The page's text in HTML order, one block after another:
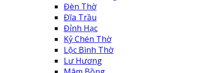
Đèn Thờ
Đĩa Trầu
Đỉnh Hạc
Kỷ Chén Thờ
Lộc Bình Thờ
Lư Hương